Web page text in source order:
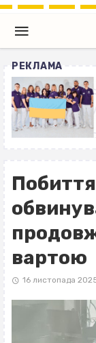
РЕКЛАМА
вартою
16 листопада